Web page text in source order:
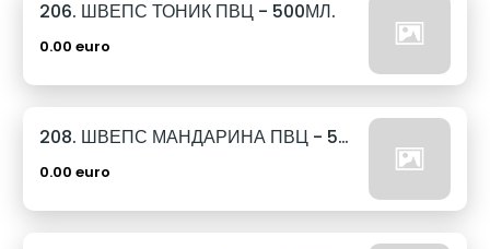
206. ШВЕПС ТОНИК ПВЦ - 500МЛ.
0.00 euro
208. ШВЕПС МАНДАРИНА ПВЦ - 500МЛ.
0.00 euro